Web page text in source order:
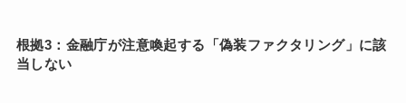
根拠3：金融庁が注意喚起する「偽装ファクタリング」に該
当しない